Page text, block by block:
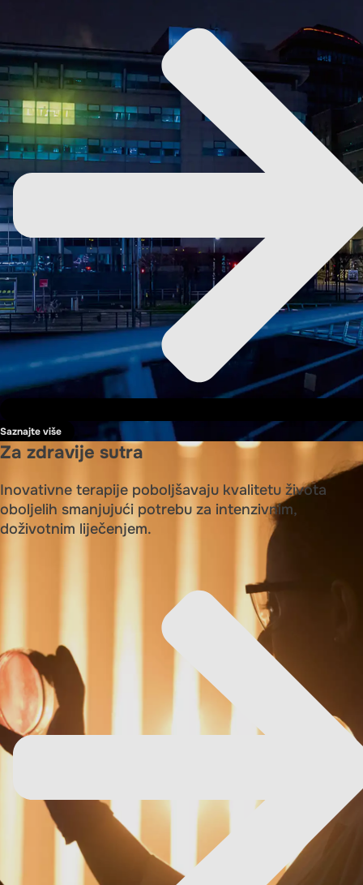
Saznajte više
Za zdravije sutra
Inovativne terapije poboljšavaju kvalitetu života
oboljelih smanjujući potrebu za intenzivnim,
doživotnim liječenjem.